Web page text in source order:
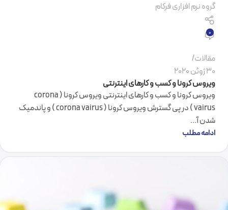
گروه نرم افزاری فرکام
0
مقالات
30 ژوئن 2020
ویروس کرونا و کسب و کارهای اینترنتی
ویروس کرونا و کسب و کارهای اینترنتی ویروس کرونا ( corona
vairus ) در پی گسترش ویروس کرونا ( corona vairus ) و پاندمیک
شدن آ...
ادامه مطلب